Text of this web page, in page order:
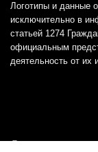
Логотипы и данные
исключительно в
статьей 1274
официальным
деятельность от их
Отказ от